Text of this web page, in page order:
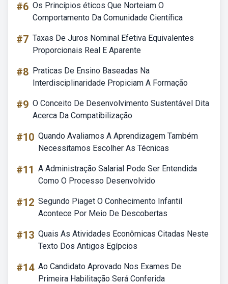
#6 Os Princípios éticos Que Norteiam O
Comportamento Da Comunidade Científica
#7 Taxas De Juros Nominal Efetiva Equivalentes
Proporcionais Real E Aparente
#8 Praticas De Ensino Baseadas Na
Interdisciplinaridade Propiciam A Formação
#9 O Conceito De Desenvolvimento Sustentável Dita
Acerca Da Compatibilização
#10 Quando Avaliamos A Aprendizagem Também
Necessitamos Escolher As Técnicas
#11 A Administração Salarial Pode Ser Entendida
Como O Processo Desenvolvido
#12 Segundo Piaget O Conhecimento Infantil
Acontece Por Meio De Descobertas
#13 Quais As Atividades Econômicas Citadas Neste
Texto Dos Antigos Egípcios
#14 Ao Candidato Aprovado Nos Exames De
Primeira Habilitação Será Conferida